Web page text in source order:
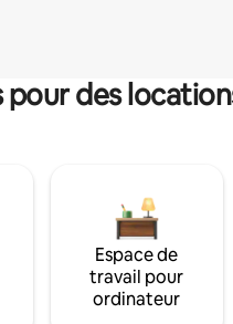
des
Espace de
travail pour
ordinateur